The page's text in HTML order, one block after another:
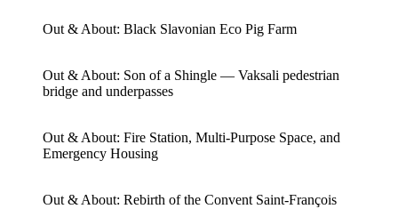
Out & About: Black Slavonian Eco Pig Farm
Out & About: Son of a Shingle — Vaksali pedestrian
bridge and underpasses
Out & About: Fire Station, Multi-Purpose Space, and
Emergency Housing
Out & About: Rebirth of the Convent Saint-François